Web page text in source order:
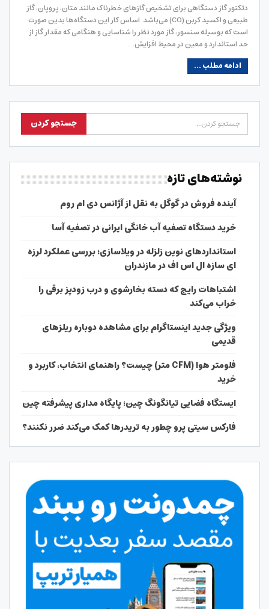
دتکتور گاز دستگاهی برای تشخیص گازهای خطرناک مانند متان، پروپان، گاز
طبیعی و اکسید کربن (CO) می‌باشد. اساس کار این دستگاه‌ها بدین صورت
است که بوسیله سنسور، گاز مورد نظر را شناسایی و هنگامی که مقدار گاز از
حد استاندارد و معین در محیط افزایش…
ادامه مطلب ...
نوشته‌های تازه
آینده فروش در گوگل به نقل از آژانس دی ام روم
خرید دستگاه تصفیه آب خانگی ایرانی در تصفیه آسا
استانداردهای نوین زلزله در ویلاسازی؛ بررسی عملکرد لرزه
ای سازه ال اس اف در مازندران
اشتباهات رایج که دسته بخارشوی و درب زودپز برقی را
خراب می‌کند
ویژگی جدید اینستاگرام برای مشاهده دوباره ریلزهای
قدیمی
فلومتر هوا (CFM متر) چیست؟ راهنمای انتخاب، کاربرد و
خرید
ایستگاه فضایی تیانگونگ چین؛ پایگاه مداری پیشرفته چین
فارکس سیتی پرو چطور به تریدرها کمک می‌کند ضرر نکنند؟